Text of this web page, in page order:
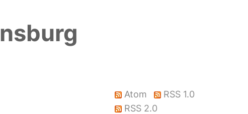
Atom
RSS 1.0
RSS 2.0